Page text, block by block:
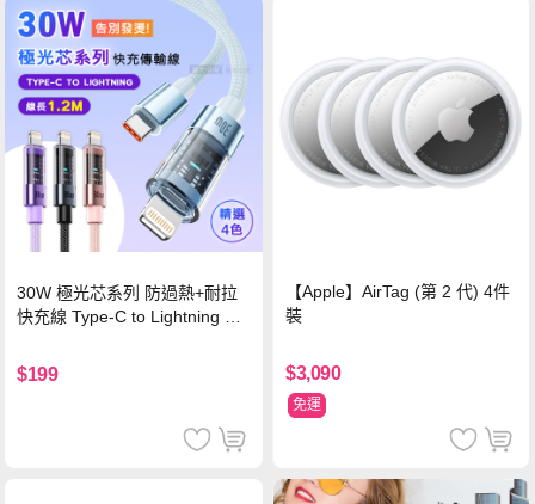
30W 極光芯系列 防過熱+耐拉
快充線 Type-C to Lightning 傳
$199
【Apple】AirTag (第 2 代) 4件
裝
$3,090
免運